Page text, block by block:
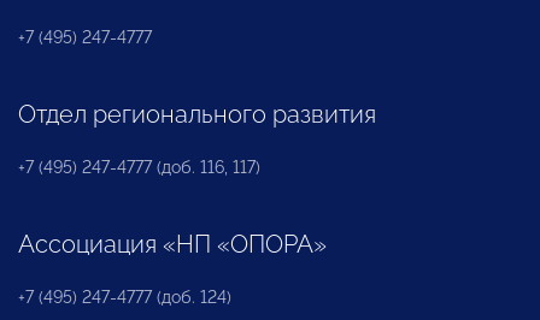
+7 (495) 247-4777
Отдел регионального развития
+7 (495) 247-4777 (доб. 116, 117)
Ассоциация «НП «ОПОРА»
+7 (495) 247-4777 (доб. 124)